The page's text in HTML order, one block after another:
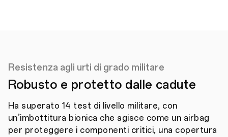
Resistenza agli urti di grado militare
Robusto e protetto dalle cadute
Ha superato 14 test di livello militare, con
un’imbottitura bionica che agisce come un airbag
per proteggere i componenti critici, una copertura